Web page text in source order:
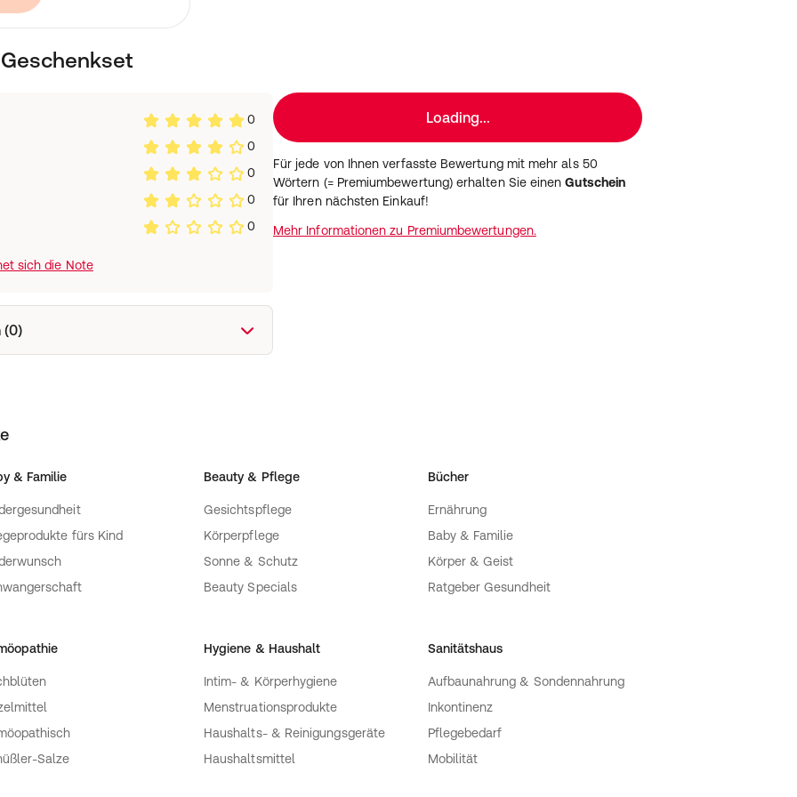
von innen
Hauterneuerungsrate und
Feuchtigkeitsgleichgewicht
Pflegeöl - rein
aus natürlichen
das Hautbild. Das
Lipiden, die Haut wirkt
die gereinigte Haut von
mit Ihrer Pflegecreme
vermeiden).
frischer und strahlender.
0
0
0
0
0
sich die Note
(0)
Loading...
Für jede von Ihnen verfasste Bewertung mit mehr als 50
Wörtern (= Premiumbewertung) erhalten Sie einenGutschein
für Ihren nächsten Einkauf!
Mehr Informationen zu Premiumbewertungen.
& Familie
fürs Kind
Beauty & Pflege
Gesichtspflege
Körperpflege
Sonne & Schutz
Beauty Specials
Bücher
Ernährung
Baby & Familie
Körper & Geist
Ratgeber Gesundheit
Salze
Hygiene & Haushalt
Intim- & Körperhygiene
Menstruationsprodukte
Haushalts- & Reinigungsgeräte
Haushaltsmittel
Sanitätshaus
Aufbaunahrung & Sondennahrung
Inkontinenz
Pflegebedarf
Mobilität